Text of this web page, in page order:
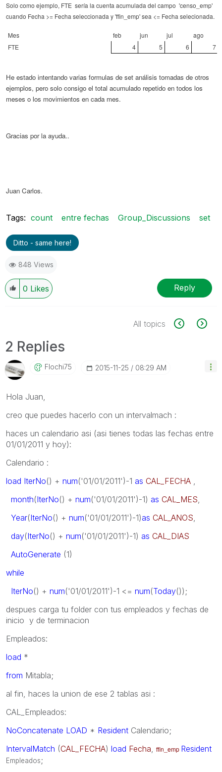
Solo como ejemplo, FTE sería la cuenta acumulada del campo 'censo_emp'
cuando Fecha >= Fecha seleccionada y 'ffin_emp' sea <= Fecha selecionada.
Mes feb jun jul ago
FTE
4 5 6 7
He estado intentando varias formulas de set análisis tomadas de otros
ejemplos, pero solo consigo el total acumulado repetido en todos los
meses o los movimientos en cada mes.
Gracias por la ayuda..
Juan Carlos.
Tags: count entre fechas Group_Discussions set
Ditto - same here!
848 Views
0 Likes Reply
All topics
2 Replies
Flochi75 ‎2015-11-25 08:29 AM
Hola Juan,
creo que puedes hacerlo con un intervalmach :
haces un calendario asi (asi tienes todas las fechas entre
01/01/2011 y hoy):
Calendario :
load IterNo() + num('01/01/2011')-1 as CAL_FECHA
month(IterNo() + num('01/01/2011')-1) as CAL_MES
Year(IterNo() + num('01/01/2011')-1)as CAL_ANOS
day(IterNo() + num('01/01/2011')-1) as CAL_DIAS
AutoGenerate (1)
while
IterNo() + num('01/01/2011')-1 <= num(Today());
despues carga tu folder con tus empleados y fechas de
inicio y de terminacion
Empleados:
load *
from Mitabla;
al fin, haces la union de ese 2 tablas asi :
CAL_Empleados:
NoConcatenate LOAD * Resident Calendario;
IntervalMatch (CAL_FECHA) load Fecha ffin_emp Resident
Empleados;